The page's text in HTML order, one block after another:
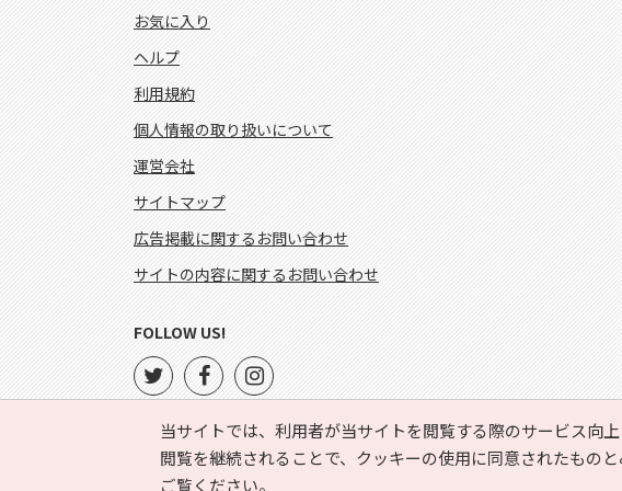
当サイトでは、利用者が当サイトを閲覧する際のサービス向
閲覧を継続されることで、クッキーの使用に同意されたものと
ご覧ください。
お気に入り
ヘルプ
利用規約
個人情報の取り扱いについて
運営会社
サイトマップ
広告掲載に関するお問い合わせ
サイトの内容に関するお問い合わせ
FOLLOW US!